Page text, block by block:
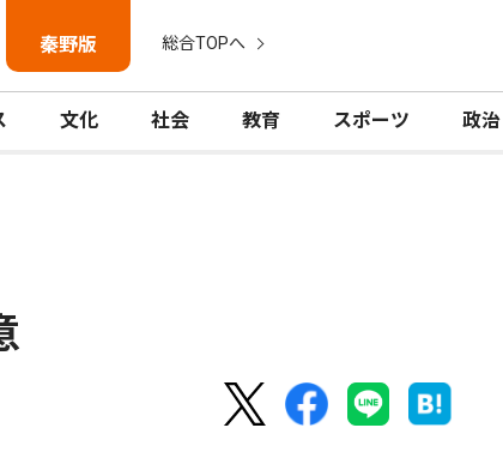
秦野版 総合TOPへ
文化 社会 教育 スポーツ 政治